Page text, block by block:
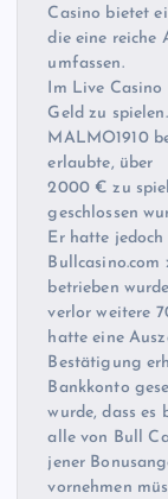
Casino bietet
die eine reiche
umfassen.
Im Live
Geld zu
MALMO1910
erlaubte, über
2000 € zu
geschlossen
Er hatte
Bullcasino.com
betrieben
verlor weitere
hatte eine
Bestätigung
Bankkonto
wurde, dass es
alle von Bull
jener
vornehmen